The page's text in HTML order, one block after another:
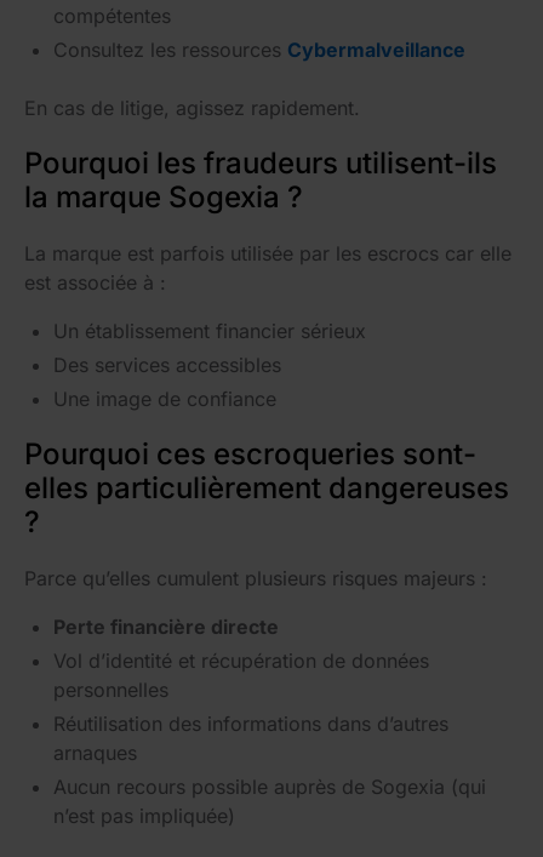
compétentes
Consultez les ressources Cybermalveillance
En cas de litige, agissez rapidement.
Pourquoi les fraudeurs utilisent-ils
la marque Sogexia ?
La marque est parfois utilisée par les escrocs car elle
est associée à :
Un établissement financier sérieux
Des services accessibles
Une image de confiance
Pourquoi ces escroqueries sont-
elles particulièrement dangereuses
?
Parce qu’elles cumulent plusieurs risques majeurs :
Perte financière directe
Vol d’identité et récupération de données
personnelles
Réutilisation des informations dans d’autres
arnaques
Aucun recours possible auprès de Sogexia (qui
n’est pas impliquée)